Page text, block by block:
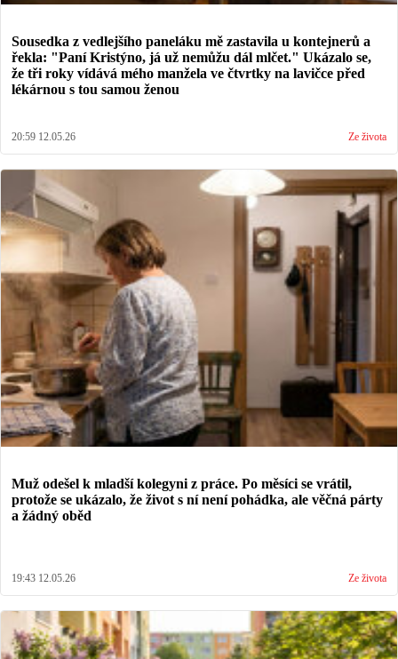
Sousedka z vedlejšího paneláku mě zastavila u kontejnerů a
řekla: "Paní Kristýno, já už nemůžu dál mlčet." Ukázalo se,
že tři roky vídává mého manžela ve čtvrtky na lavičce před
lékárnou s tou samou ženou
20:59 12.05.26 Ze života
Muž odešel k mladší kolegyni z práce. Po měsíci se vrátil,
protože se ukázalo, že život s ní není pohádka, ale věčná párty
a žádný oběd
19:43 12.05.26 Ze života